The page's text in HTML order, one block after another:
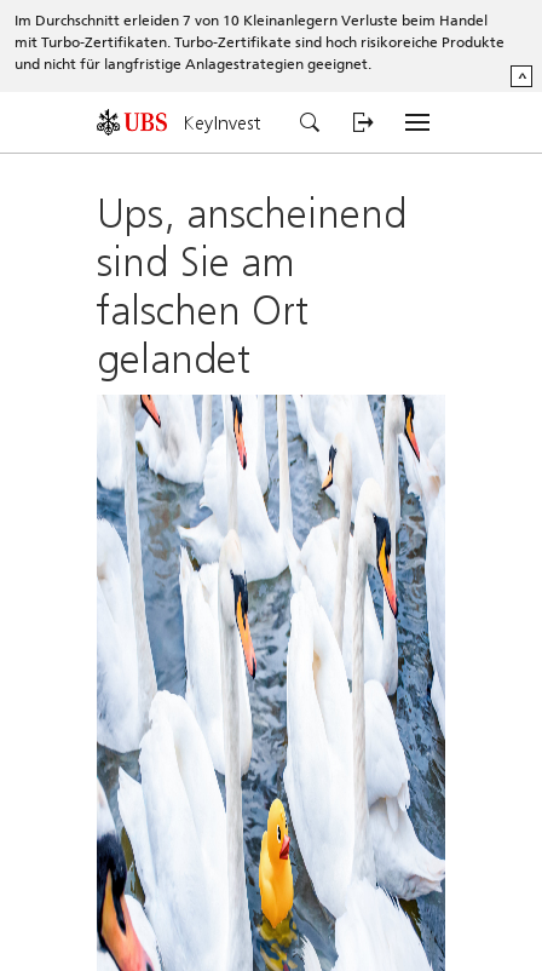
Im Durchschnitt erleiden 7 von 10 Kleinanlegern Verluste beim Handel
mit Turbo-Zertifikaten. Turbo-Zertifikate sind hoch risikoreiche Produkte
und nicht für langfristige Anlagestrategien geeignet.
^
KeyInvest
Ups, anscheinend
sind Sie am
falschen Ort
gelandet